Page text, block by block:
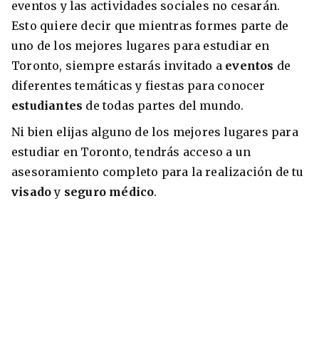
eventos y las actividades sociales no cesarán.
Esto quiere decir que mientras formes parte de
uno de los mejores lugares para estudiar en
Toronto, siempre estarás invitado a eventos de
diferentes temáticas y fiestas para conocer
estudiantes de todas partes del mundo.
Ni bien elijas alguno de los mejores lugares para
estudiar en Toronto, tendrás acceso a un
asesoramiento completo para la realización de tu
visadoy seguro médico.